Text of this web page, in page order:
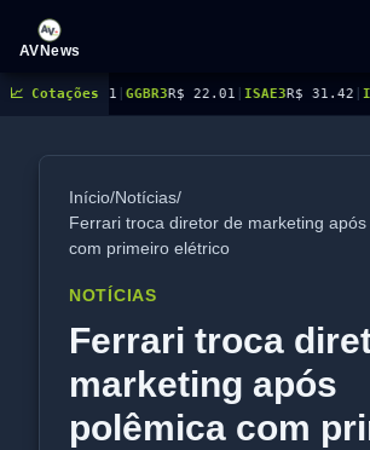
AVNews
📈 Cotações
|GGBR3R$ 22.01 |ISAE3R$ 31.42 |ISAE4R$ 26.65 |
Início/Notícias/
Ferrari troca diretor de marketing após
com primeiro elétrico
NOTÍCIAS
Ferrari troca
marketing após
polêmica com